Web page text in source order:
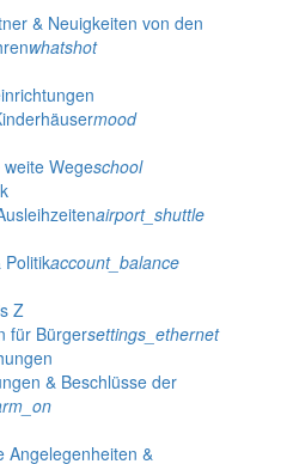
& Neuigkeiten von den
whatshot
mood
Wegeschool
airport_shuttle
Politikaccount_balance
Z
für Bürgersettings_ethernet
& Beschlüsse der
Angelegenheiten &